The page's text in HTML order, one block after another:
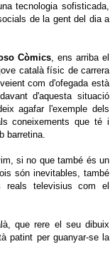
tecnologia sofisticada,
de la gent del dia a
Còmics, ens arriba el
català físic de carrera
com d'ofegada està
d'aquesta situació
agafar l'exemple dels
coneixements que té i
barretina.
si no que també és un
són inevitables, també
reals televisius com el
que rere el seu dibuix
patint per guanyar-se la